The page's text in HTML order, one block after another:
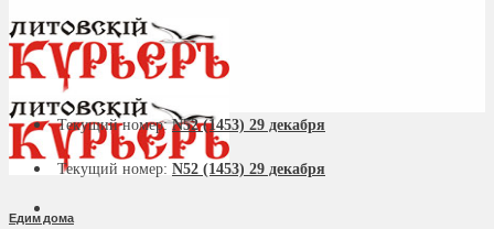
Текущий номер:N52 (1453) 29 декабря
Текущий номер: N52 (1453) 29 декабря
Едим дома